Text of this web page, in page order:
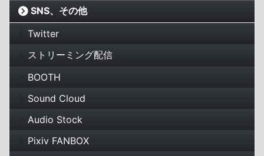
SNS、その他
Twitter
ストリーミング配信
BOOTH
Sound Cloud
Audio Stock
Pixiv FANBOX